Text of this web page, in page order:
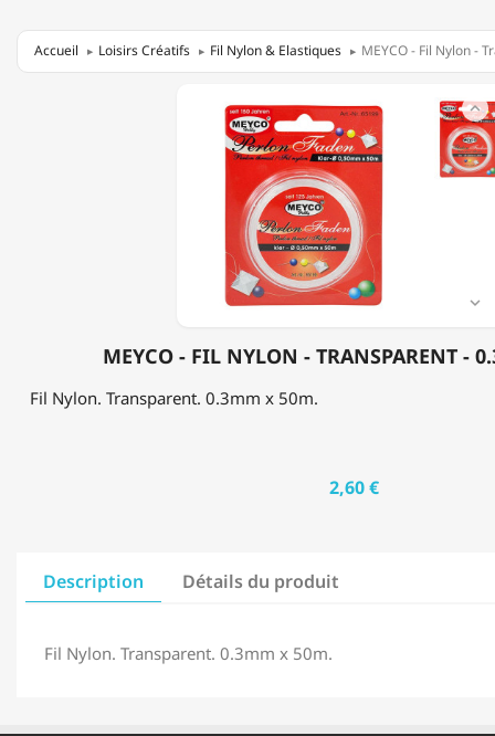
Accueil Loisirs Créatifs Fil Nylon & Elastiques MEYCO - Fil Nylon -
MEYCO - FIL NYLON - TRANSPARENT -


Fil Nylon. Transparent. 0.3mm x 50m.
2,60 €
Description Détails du produit
Fil Nylon. Transparent. 0.3mm x 50m.